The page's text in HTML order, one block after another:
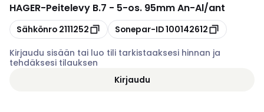
HAGER-Peitelevy B.7 - 5-os. 95mm An-Al/ant
Kopioi
Sähkönro 2111252 Kopioi
Sonepar-ID100142612
Kirjaudu sisään tai luo tili tarkistaaksesi hinnan ja
tehdäksesi tilauksen
Kirjaudu